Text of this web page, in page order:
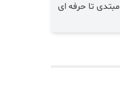
مبتدی تا حرفه ای